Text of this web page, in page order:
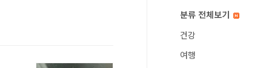
분류 전체보기
건강
여행